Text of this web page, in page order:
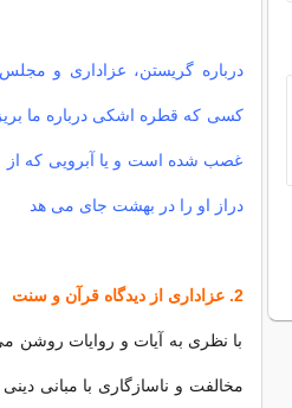
درباره گریستن، عزاداری و
كسى كه قطره اشكى درباره ما
غصب شده است و یا آبرویى كه از
دراز او را در بهشت جاى مى هد
2. عزاداری از دیدگاه قرآن و سنت
با نظری به آیات و روایات روشن
مخالفت و ناسازگاری با مبانی